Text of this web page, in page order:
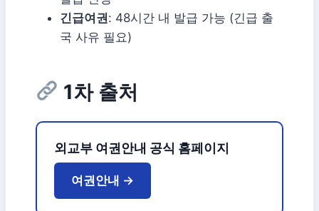
긴급여권: 48시간 내 발급 가능 (긴급 출
국 사유 필요)
1차 출처
외교부 여권안내 공식 홈페이지
여권안내 →